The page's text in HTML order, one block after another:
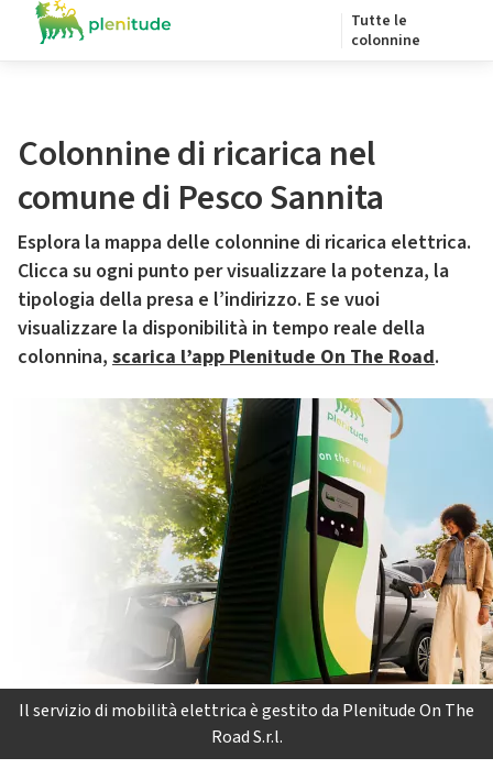
Tutte le
colonnine
Colonnine di ricarica nel
comune di Pesco Sannita
Esplora la mappa delle colonnine di ricarica elettrica.
Clicca su ogni punto per visualizzare la potenza, la
tipologia della presa e l’indirizzo. E se vuoi
visualizzare la disponibilità in tempo reale della
colonnina, scarica l’app Plenitude On The Road.
Il servizio di mobilità elettrica è gestito da Plenitude On The
Road S.r.l.